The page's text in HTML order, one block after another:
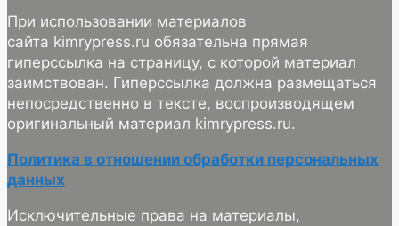
При использовании материалов
сайта kimrypress.ru обязательна прямая
гиперссылка на страницу, с которой материал
заимствован. Гиперссылка должна размещаться
непосредственно в тексте, воспроизводящем
оригинальный материал kimrypress.ru.
Политика в отношении обработки персональных
данных
Исключительные права на материалы,